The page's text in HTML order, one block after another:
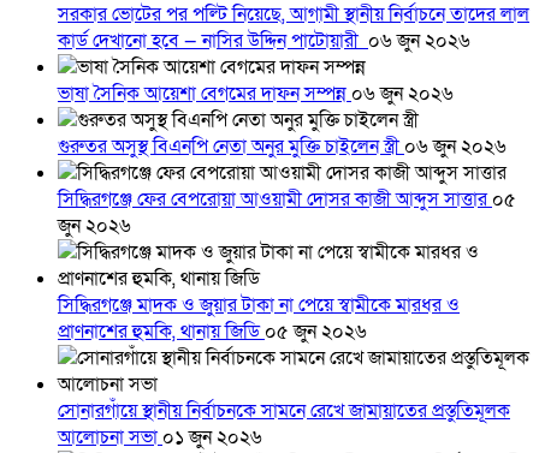
সরকার ভোটের পর পল্টি নিয়েছে, আগামী স্থানীয় নির্বাচনে তাদের লাল
কার্ড দেখানো হবে — নাসির উদ্দিন পাটোয়ারী ০৬ জুন ২০২৬
ভাষা সৈনিক আয়েশা বেগমের দাফন সম্পন্ন ০৬ জুন ২০২৬
গুরুতর অসুস্থ বিএনপি নেতা অনুর মুক্তি চাইলেন স্ত্রী০৬ জুন ২০২৬
সিদ্ধিরগঞ্জে ফের বেপরোয়া আওয়ামী দোসর কাজী আব্দুস সাত্তার০৫
জুন ২০২৬
সিদ্ধিরগঞ্জে মাদক ও জুয়ার টাকা না পেয়ে স্বামীকে মারধর ও
প্রাণনাশের হুমকি, থানায় জিডি০৫ জুন ২০২৬
সোনারগাঁয়ে স্থানীয় নির্বাচনকে সামনে রেখে জামায়াতের প্রস্তুতিমূলক
আলোচনা সভা ০১ জুন ২০২৬